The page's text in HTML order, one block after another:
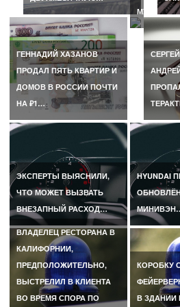
ГЕННАДИЙ ХАЗАНОВ
ПРОДАЛ ПЯТЬ КВАРТИР И
ДОМОВ В РОССИИ ПОЧТИ
НА ₽1…
МУЖЕМ…
ЭКСПЕРТЫ ВЫЯСНИЛИ,
ЧТО МОЖЕТ ВЫЗВАТЬ
ВНЕЗАПНЫЙ РАСХОД…
HYUNDAI
ВЛАДЕЛЕЦ РЕСТОРАНА В
КАЛИФОРНИИ,
ПРЕДПОЛОЖИТЕЛЬНО,
ВЫСТРЕЛИЛ В КЛИЕНТА
ВО ВРЕМЯ СПОРА ПО
КОРОБКУ
В ЗДАНИИ